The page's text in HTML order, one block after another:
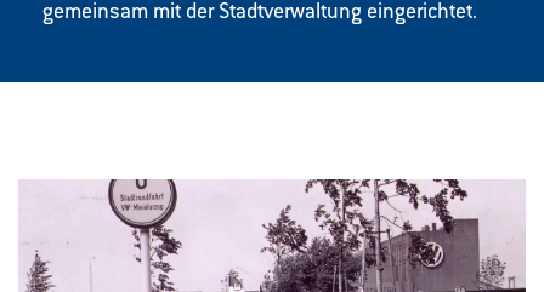
gemeinsam mit der Stadtverwaltung eingerichtet.